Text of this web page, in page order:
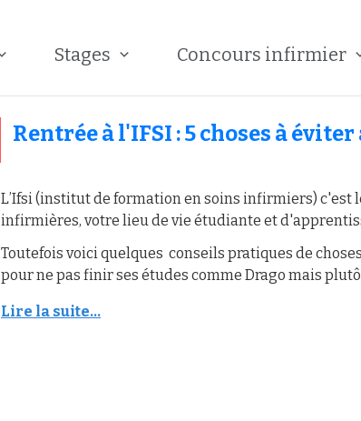
Stages Concours infirmier
Rentrée à l'IFSI : 5 choses à
L’Ifsi (institut de formation en soins infirmiers) c'est
infirmières, votre lieu de vie étudiante et
Toutefois voici quelques conseils pratiques de
pour ne pas finir ses études comme Drago mais
Lire la suite...